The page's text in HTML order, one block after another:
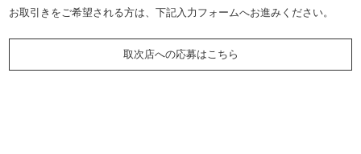
お取引きをご希望される方は、下記入力フォームへお進みください。
取次店への応募はこちら